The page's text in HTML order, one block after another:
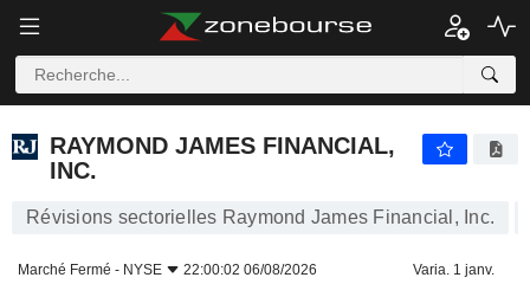
RAYMOND JAMES FINANCIAL,
INC.
Révisions sectorielles Raymond James Financial, Inc.
Marché Fermé - NYSE 22:00:02 06/08/2026 Varia. 1 janv.